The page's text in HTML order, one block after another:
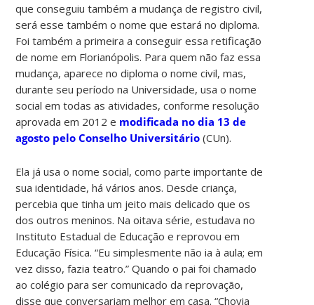
que conseguiu também a mudança de registro civil,
será esse também o nome que estará no diploma.
Foi também a primeira a conseguir essa retificação
de nome em Florianópolis. Para quem não faz essa
mudança, aparece no diploma o nome civil, mas,
durante seu período na Universidade, usa o nome
social em todas as atividades, conforme resolução
aprovada em 2012 e modificada no dia 13 de
agosto pelo Conselho Universitário (CUn).
Ela já usa o nome social, como parte importante de
sua identidade, há vários anos. Desde criança,
percebia que tinha um jeito mais delicado que os
dos outros meninos. Na oitava série, estudava no
Instituto Estadual de Educação e reprovou em
Educação Física. “Eu simplesmente não ia à aula; em
vez disso, fazia teatro.” Quando o pai foi chamado
ao colégio para ser comunicado da reprovação,
disse que conversariam melhor em casa. “Chovia